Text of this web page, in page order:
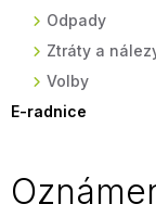
Odpady
Ztráty a
Volby
E-radnice